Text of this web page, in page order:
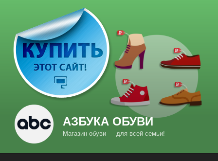
содержимому
АЗБУКА ОБУВИ
Магазин обуви — для всей семьи!